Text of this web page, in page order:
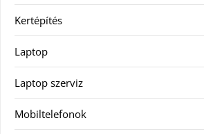
Kertépítés
Laptop
Laptop szerviz
Mobiltelefonok